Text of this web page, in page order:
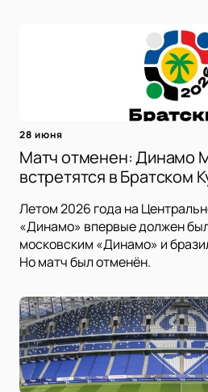
28 июня
Матч отменен: Динамо
встретятся в Братском
Летом 2026 года на
«Динамо» впервые должен
московским «Динамо» и
Но матч был отменён.